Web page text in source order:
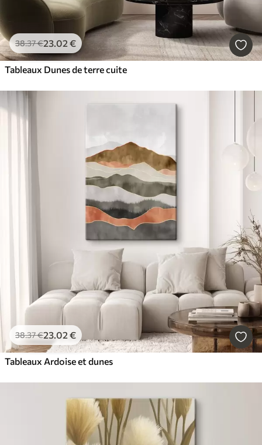
38.37€23.02 €
Tableaux Dunes de terre cuite
38.37€23.02 €
Tableaux Ardoise et dunes